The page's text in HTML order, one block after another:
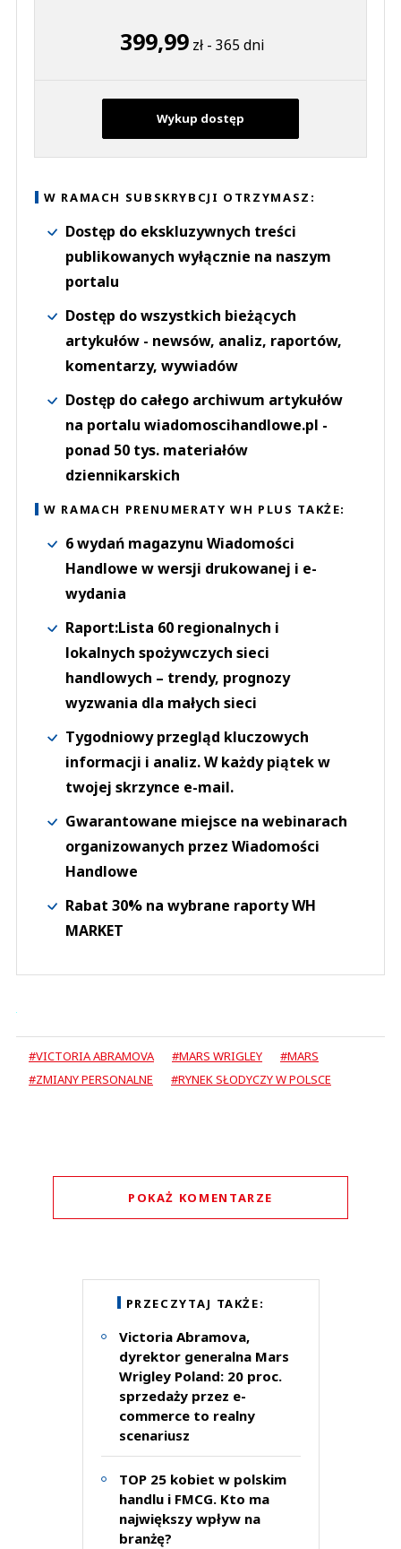
399,99zł - 365 dni
Wykup dostęp
W RAMACH SUBSKRYBCJI OTRZYMASZ:
Dostęp do ekskluzywnych treści
publikowanych wyłącznie na naszym
portalu
Dostęp do wszystkich bieżących
artykułów - newsów, analiz, raportów,
komentarzy, wywiadów
Dostęp do całego archiwum artykułów
na portalu wiadomoscihandlowe.pl -
ponad 50 tys. materiałów
dziennikarskich
W RAMACH PRENUMERATY WH PLUS TAKŻE:
6 wydań magazynu Wiadomości
Handlowe w wersji drukowanej i e-
wydania
Raport:Lista 60 regionalnych i
lokalnych spożywczych sieci
handlowych – trendy, prognozy
wyzwania dla małych sieci
Tygodniowy przegląd kluczowych
informacji i analiz. W każdy piątek w
twojej skrzynce e-mail.
Gwarantowane miejsce na webinarach
organizowanych przez Wiadomości
Handlowe
Rabat 30% na wybrane raporty WH
MARKET
#VICTORIA ABRAMOVA #MARS WRIGLEY
#MARS
#ZMIANY PERSONALNE
#RYNEK SŁODYCZY W POLSCE
PRZECZYTAJ TAKŻE:
Victoria Abramova,
dyrektor generalna Mars
Wrigley Poland: 20 proc.
sprzedaży przez e-
commerce to realny
scenariusz
TOP 25 kobiet w polskim
handlu i FMCG. Kto ma
największy wpływ na
branżę?
POKAŻ KOMENTARZE
Nie znaleziono komentarzy
Zostaw swoje komentarze
Imię (Wymagane)
Anuluj
Prześlij komentarz